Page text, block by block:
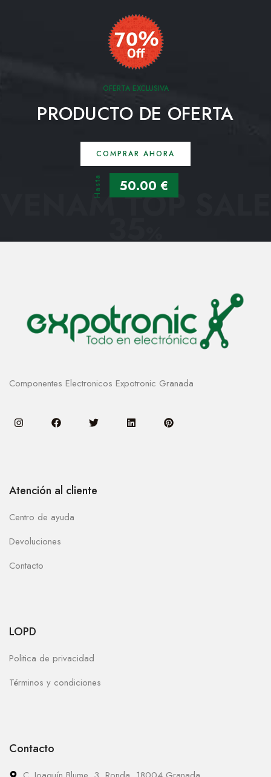
OFERTA EXCLUSIVA
PRODUCTO DE OFERTA
COMPRAR AHORA
Hasta 50.00 €
VENAM TOP SALE
35
Componentes Electronicos Expotronic Granada
Atención al cliente
Centro de ayuda
Devoluciones
Contacto
LOPD
Politica de privacidad
Términos y condiciones
Contacto